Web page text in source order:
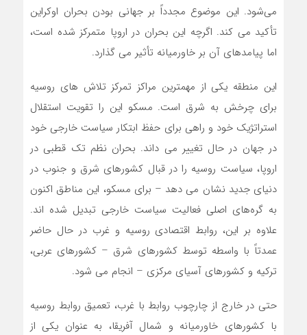
می‌شود. این موضوع مجدداً بر جهانی بودن بحران اوکراین
تأکید می کند. اگرچه این بحران در اروپا متمرکز شده است،
اما پیامدهای آن بر خاورمیانه تأثیر می گذارد.
این منطقه یکی از مهمترین مراکز تمرکز تلاش های روسیه
برای چرخش به شرق است. مسکو این را تقویت استقلال
استراتژیک خود و راهی برای حفظ ابتکار سیاست خارجی خود
در جهان در حال تغییر می داند. بحران نظم تک قطبی در
اروپا، سیاست روسیه را در قبال کشورهای شرق و جنوب در
دنیای جدید نشان می دهد – برای مسکو، این مناطق اکنون
به گره‌های اصلی فعالیت سیاست خارجی تبدیل شده اند.
علاوه بر این، روابط اقتصادی روسیه و غرب در حال حاضر
عمدتاً با واسطه توسط کشورهای شرق – کشورهای عربی،
ترکیه و کشورهای آسیای مرکزی – انجام می شود.
حتی در خارج از چارچوب روابط با غرب، تعمیق روابط روسیه
با کشورهای خاورمیانه و شمال آفریقا، به عنوان یکی از